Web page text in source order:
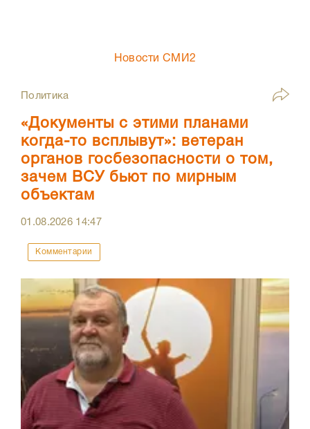
Новости СМИ2
Политика
«Документы с этими планами
когда-то всплывут»: ветеран
органов госбезопасности о том,
зачем ВСУ бьют по мирным
объектам
01.08.2026 14:47
Комментарии